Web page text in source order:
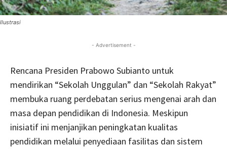
Ilustrasi
- Advertisement -
Rencana Presiden Prabowo Subianto untuk
mendirikan “Sekolah Unggulan” dan “Sekolah Rakyat”
membuka ruang perdebatan serius mengenai arah dan
masa depan pendidikan di Indonesia. Meskipun
inisiatif ini menjanjikan peningkatan kualitas
pendidikan melalui penyediaan fasilitas dan sistem